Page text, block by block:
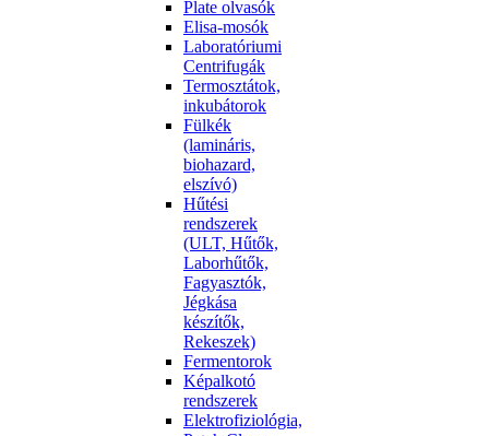
Plate olvasók
Elisa-mosók
Laboratóriumi
Centrifugák
Termosztátok,
inkubátorok
Fülkék
(lamináris,
biohazard,
elszívó)
Hűtési
rendszerek
(ULT, Hűtők,
Laborhűtők,
Fagyasztók,
Jégkása
készítők,
Rekeszek)
Fermentorok
Képalkotó
rendszerek
Elektrofiziológia,